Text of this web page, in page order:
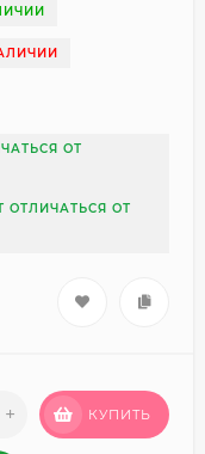
ОТ
ОТЛИЧАТЬСЯ ОТ
+ КУПИТЬ